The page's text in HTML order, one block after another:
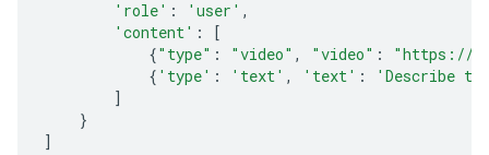
'role' : 'user' ,
'content' :
[
{"type" : "video" , "video" :
"https://
{ 'type' : 'text' , 'text' :
'Describe
]
}
]